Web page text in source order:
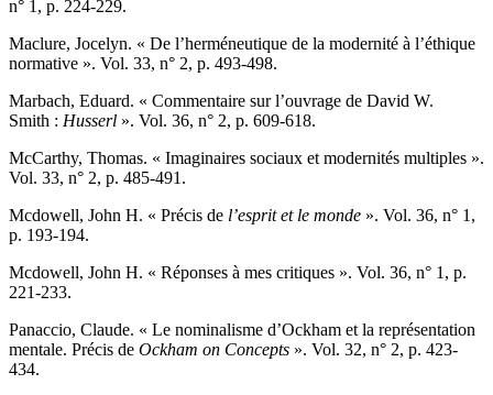
n° 1, p. 224-229.
Maclure, Jocelyn. « De l’herméneutique de la modernité à l’éthique
normative ». Vol. 33, n° 2, p. 493-498.
Marbach, Eduard. « Commentaire sur l’ouvrage de David W.
Smith : Husserl ». Vol. 36, n° 2, p. 609-618.
McCarthy, Thomas. « Imaginaires sociaux et modernités multiples ».
Vol. 33, n° 2, p. 485-491.
Mcdowell, John H. « Précis de l’esprit et le monde ». Vol. 36, n° 1,
p. 193-194.
Mcdowell, John H. « Réponses à mes critiques ». Vol. 36, n° 1, p.
221-233.
Panaccio, Claude. « Le nominalisme d’Ockham et la représentation
mentale. Précis de Ockham on Concepts ». Vol. 32, n° 2, p. 423-
434.